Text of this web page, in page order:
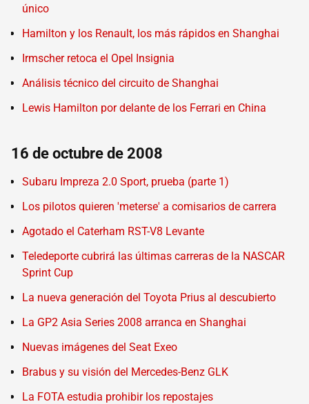
único
Hamilton y los Renault, los más rápidos en Shanghai
Irmscher retoca el Opel Insignia
Análisis técnico del circuito de Shanghai
Lewis Hamilton por delante de los Ferrari en China
16 de octubre de 2008
Subaru Impreza 2.0 Sport, prueba (parte 1)
Los pilotos quieren 'meterse' a comisarios de carrera
Agotado el Caterham RST-V8 Levante
Teledeporte cubrirá las últimas carreras de la NASCAR
Sprint Cup
La nueva generación del Toyota Prius al descubierto
La GP2 Asia Series 2008 arranca en Shanghai
Nuevas imágenes del Seat Exeo
Brabus y su visión del Mercedes-Benz GLK
La FOTA estudia prohibir los repostajes